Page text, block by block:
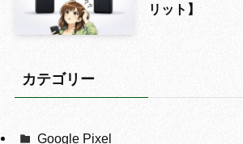
リット】
カテゴリー
Google Pixel